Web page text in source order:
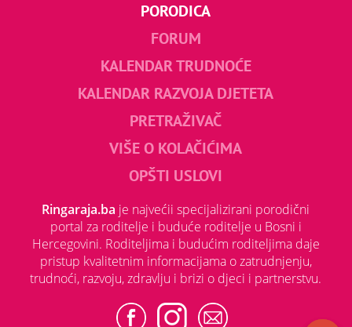
PORODICA
FORUM
KALENDAR TRUDNOĆE
KALENDAR RAZVOJA DJETETA
PRETRAŽIVAČ
VIŠE O KOLAČIĆIMA
OPŠTI USLOVI
Ringaraja.ba je najvećii specijalizirani porodični
portal za roditelje i buduće roditelje u Bosni i
Hercegovini. Roditeljima i budućim roditeljima daje
pristup kvalitetnim informacijama o zatrudnjenju,
trudnoći, razvoju, zdravlju i brizi o djeci i partnerstvu.